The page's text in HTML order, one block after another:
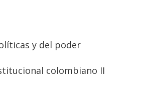
y del poder
colombiano II